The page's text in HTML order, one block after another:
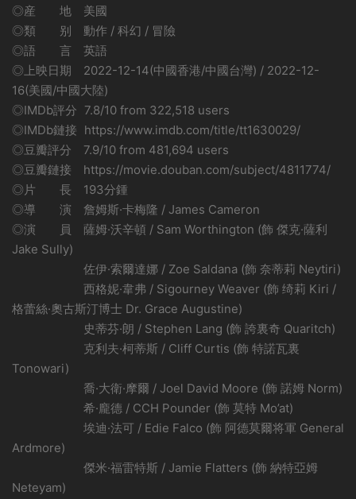
◎産 地 美國
◎類 别 動作 / 科幻 / 冒險
◎語 言 英語
◎上映日期 2022-12-14(中國香港/中國台灣) / 2022-12-
16(美國/中國大陸)
◎IMDb評分 7.8/10 from 322,518 users
◎IMDb鏈接 https://www.imdb.com/title/tt1630029/
◎豆瓣評分 7.9/10 from 481,694 users
◎豆瓣鏈接 https://movie.douban.com/subject/4811774/
◎片 長 193分鍾
◎導 演 詹姆斯·卡梅隆 / James Cameron
◎演 員 薩姆·沃辛頓 / Sam Worthington (飾 傑克·薩利
Jake Sully)
佐伊·索爾達娜 / Zoe Saldana (飾 奈蒂莉 Neytiri)
西格妮·韋弗 / Sigourney Weaver (飾 绮莉 Kiri /
格蕾絲·奧古斯汀博士 Dr. Grace Augustine)
史蒂芬·朗 / Stephen Lang (飾 誇裏奇 Quaritch)
克利夫·柯蒂斯 / Cliff Curtis (飾 特諾瓦裏
Tonowari)
喬·大衛·摩爾 / Joel David Moore (飾 諾姆 Norm)
希·龐德 / CCH Pounder (飾 莫特 Mo’at)
埃迪·法可 / Edie Falco (飾 阿德莫爾将軍 General
Ardmore)
傑米·福雷特斯 / Jamie Flatters (飾 納特亞姆
Neteyam)